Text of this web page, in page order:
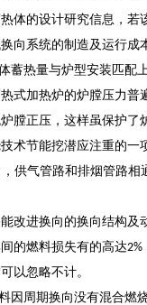
的设计研究信息，
向系统的制造及运行成
热量与炉型安装匹
加热炉的炉膛压力
膛正压，这样虽保护了
术节能挖潜应注重的一
供气管路和排烟管路
改进换向的换向结构
的燃料损失有的高达2%
以忽略不计。
周期换向没有混合